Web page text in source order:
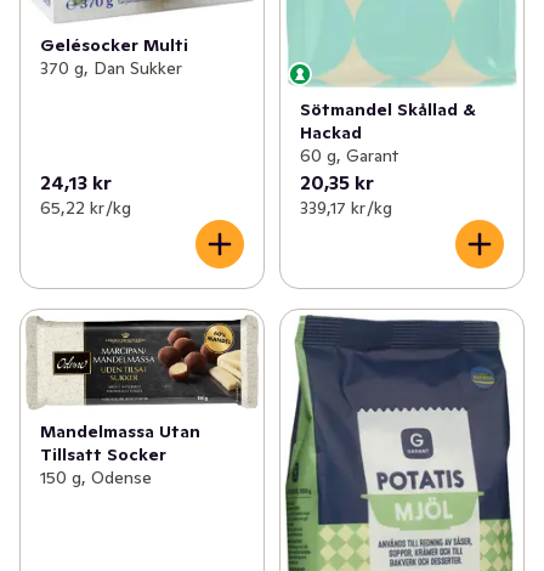
Gelésocker Multi
370 g, Dan Sukker
24,13 kr
65,22 kr /kg
Sötmandel Skållad &
Hackad
60 g, Garant
20,35 kr
339,17 kr /kg
Mandelmassa Utan
Tillsatt Socker
150 g, Odense